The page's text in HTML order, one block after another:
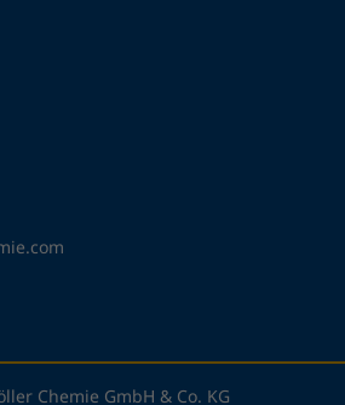
Chemie GmbH & Co. KG